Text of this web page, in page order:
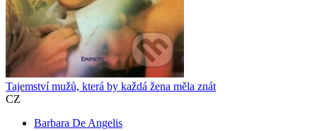
Tajemství mužů, která by každá žena měla znát
CZ
Barbara De Angelis